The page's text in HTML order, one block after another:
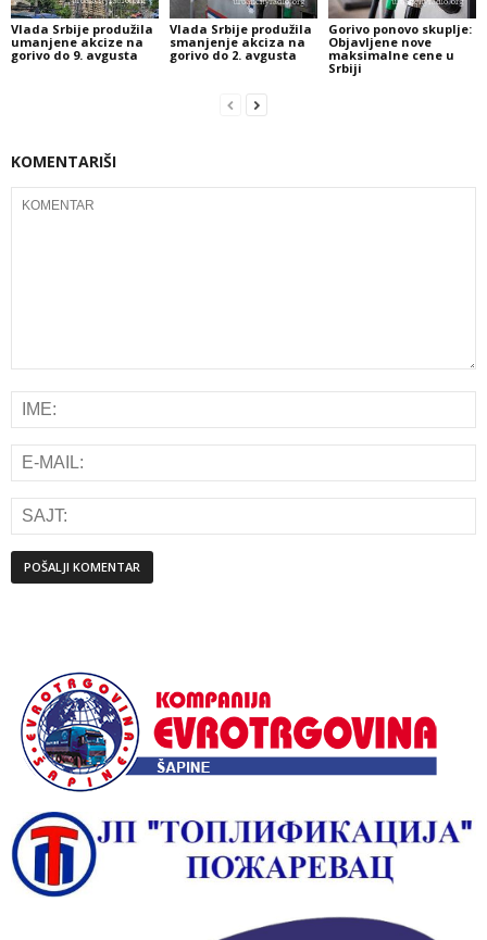
Vlada Srbije produžila
umanjene akcize na
gorivo do 9. avgusta
Vlada Srbije produžila
smanjenje akciza na
gorivo do 2. avgusta
Gorivo ponovo skuplje:
Objavljene nove
maksimalne cene u
Srbiji
KOMENTARIŠI